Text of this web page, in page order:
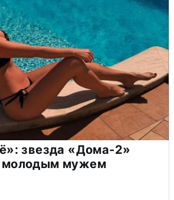
звезда «Дома-2»
молодым мужем